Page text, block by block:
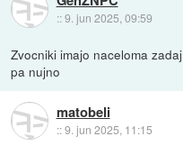
::9. jun 2025, 09:59
Zvocniki imajo naceloma
pa nujno
matobeli
::9. jun 2025, 11:15